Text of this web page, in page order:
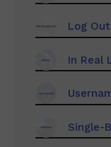
Log Out
In Real
Single-